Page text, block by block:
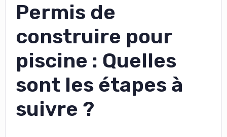
Permis de
construire pour
piscine : Quelles
sont les étapes à
suivre ?